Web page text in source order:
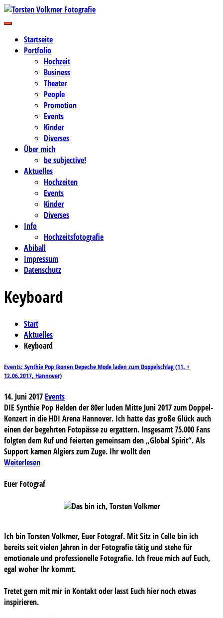
Zum
Inhalt
Torsten Volkmer Fotografie
Business-, Portrait- und Hochzeitsfotografie
Startseite
Portfolio
Hochzeit
Business
Theater
People
Promotion
Events
Kinder
Diverses
Über mich
be subjective!
Aktuelles
Hochzeiten
Events
Kinder
Diverses
Info
Hochzeitsfotografie
Abiball
Impressum
Datenschutz
Keyboard
Start
Aktuelles
Keyboard
Events: Synthie Pop Ikonen Depeche Mode laden zum Doppelschlag (11. +
12.06.2017, Hannover)
14. Juni 2017 Events
DIE Synthie Pop Helden der 80er luden Mitte Juni 2017 zum Doppel-
Konzert in die HDI Arena Hannover. Ich hatte das große Glück auch
einen der begehrten Fotopässe zu ergattern. Insgesamt 75.000 Fans
folgten dem Ruf und feierten gemeinsam den „Global Spirit“. Als
Support kamen Algiers zum Zuge. Ihr wollt den
Weiterlesen
Euer Fotograf
Ich bin Torsten Volkmer, Euer Fotograf. Mit Sitz in Celle bin ich
bereits seit vielen Jahren in der Fotografie tätig und stehe für
emotionale und professionelle Fotografie. Ich freue mich auf Euch,
egal woher Ihr kommt.
Tretet gern mit mir in Kontakt oder lasst Euch hier noch etwas
inspirieren.